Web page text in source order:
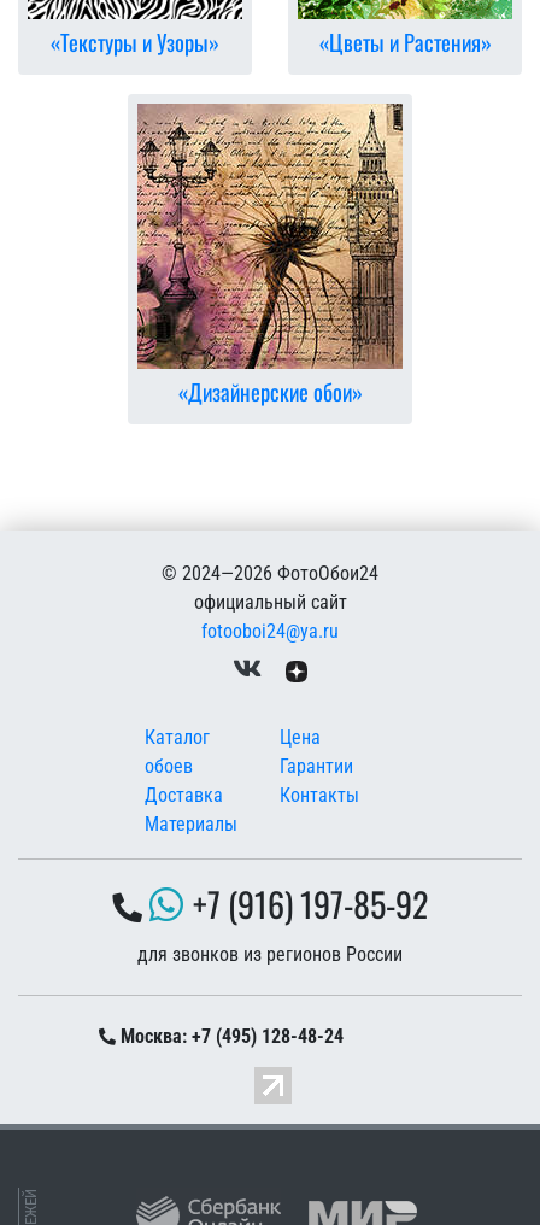
«Текстуры и Узоры» «Цветы и Растения»
«Дизайнерские обои»
© 2024—2026 ФотоОбои24
официальный сайт
fotooboi24@ya.ru
Меню в подвале
Каталог
обоев
Доставка
Материалы
Цена
Гарантии
Контакты
+7 (916) 197-85-92
для звонков из регионов России
Москва: +7 (495) 128-48-24